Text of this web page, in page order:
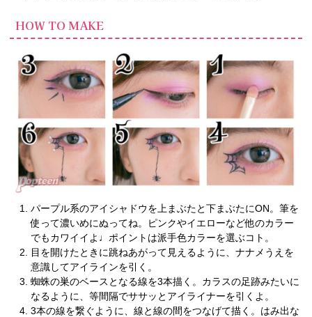
HOW TO MAKE
パープル系のアイシャドウを上まぶたと下まぶたにON。筆を
使って濃いめにぬってね。ピンクやイエローなど他のカラー
でもカワイイよ♩ポイントは派手色カラーを選ぶコト。
目を開けたときに跳ねあがって見えるように、ナナメうえを
意識してアイラインを引く。
蜘蛛の巣のベースとなる線を3本描く。カラスの足跡みたいに
なるように、等間隔でササッとアイライナーを引くよ。
3本の線を繋ぐように、線と線の間をつなげて描く。はみ出な